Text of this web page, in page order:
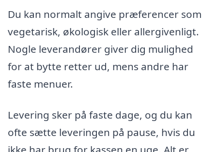
Du kan normalt angive præferencer som
vegetarisk, økologisk eller allergivenligt.
Nogle leverandører giver dig mulighed
for at bytte retter ud, mens andre har
faste menuer.
Levering sker på faste dage, og du kan
ofte sætte leveringen på pause, hvis du